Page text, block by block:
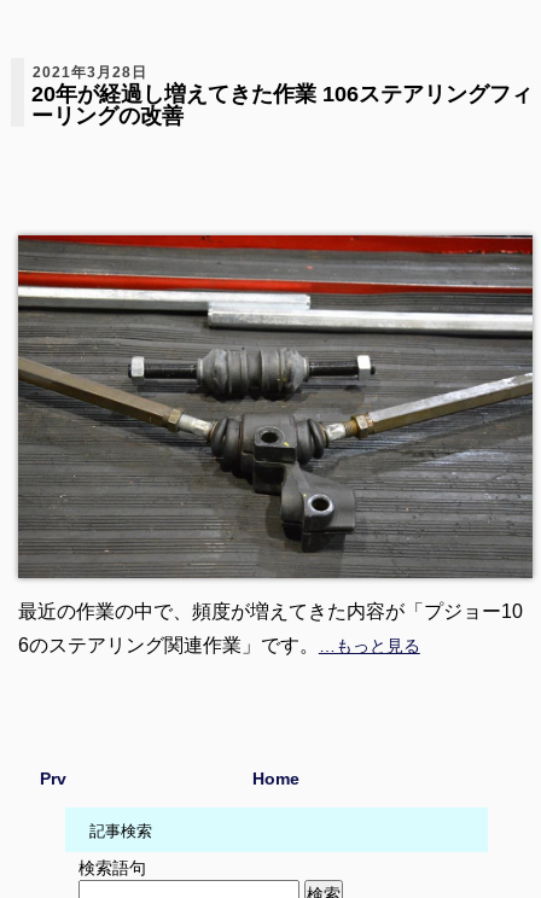
2021年3月28日
20年が経過し増えてきた作業 106ステアリングフィ
ーリングの改善
最近の作業の中で、頻度が増えてきた内容が「プジョー10
6のステアリング関連作業」です。
…もっと見る
Prv Home
記事検索
検索語句